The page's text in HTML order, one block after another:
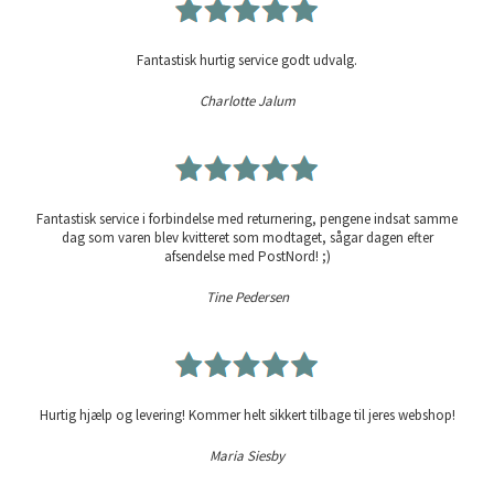
Fantastisk hurtig service godt udvalg.
Charlotte Jalum
Fantastisk service i forbindelse med returnering, pengene indsat samme
dag som varen blev kvitteret som modtaget, sågar dagen efter
afsendelse med PostNord! ;)
Tine Pedersen
Hurtig hjælp og levering! Kommer helt sikkert tilbage til jeres webshop!
Maria Siesby